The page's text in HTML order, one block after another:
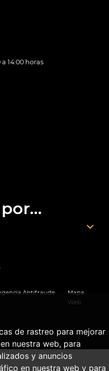
de rastreo para mejorar
nuestra web, para
y anuncios
en nuestra web y para
14:00 horas
Antifraude
Mapa
Web